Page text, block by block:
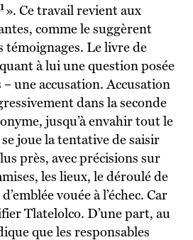
». Ce travail revient aux
comme le suggèrent
témoignages. Le livre de
à lui une question posée
– une accusation. Accusation
dans la seconde
jusqu’à envahir tout le
se joue la tentative de saisir
près, avec précisions sur
les lieux, le déroulé de
vouée à l’échec. Car
Tlatelolco. D’une part, au
que les responsables